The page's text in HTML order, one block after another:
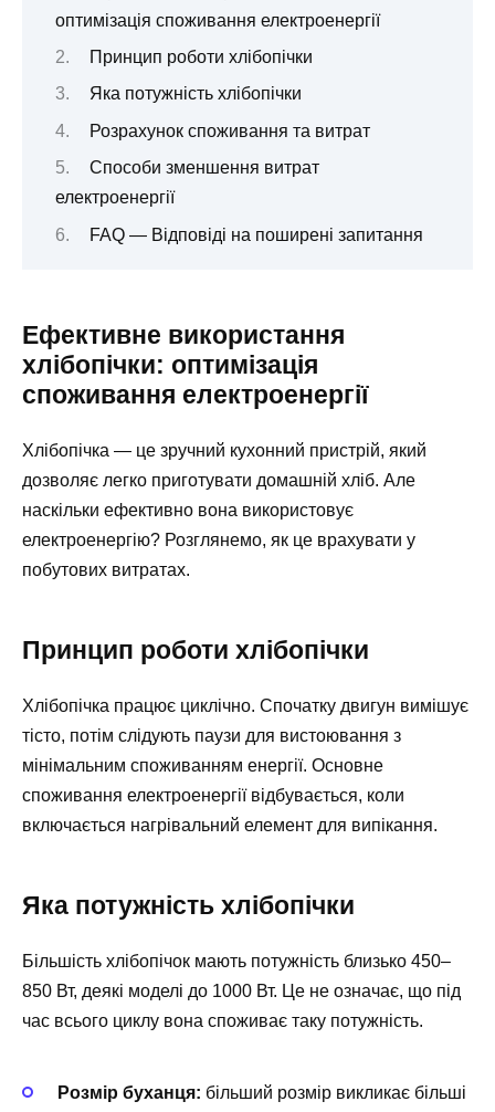
оптимізація споживання електроенергії
Принцип роботи хлібопічки
Яка потужність хлібопічки
Розрахунок споживання та витрат
Способи зменшення витрат
електроенергії
FAQ — Відповіді на поширені запитання
Ефективне використання
хлібопічки: оптимізація
споживання електроенергії
Хлібопічка — це зручний кухонний пристрій, який
дозволяє легко приготувати домашній хліб. Але
наскільки ефективно вона використовує
електроенергію? Розглянемо, як це врахувати у
побутових витратах.
Принцип роботи хлібопічки
Хлібопічка працює циклічно. Спочатку двигун вимішує
тісто, потім слідують паузи для вистоювання з
мінімальним споживанням енергії. Основне
споживання електроенергії відбувається, коли
включається нагрівальний елемент для випікання.
Яка потужність хлібопічки
Більшість хлібопічок мають потужність близько 450–
850 Вт, деякі моделі до 1000 Вт. Це не означає, що під
час всього циклу вона споживає таку потужність.
Розмір буханця: більший розмір викликає більші